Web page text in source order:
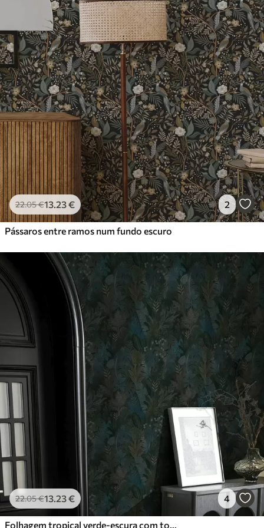
22.05€13.23€ 2
Pássaros entre ramos num fundo escuro
22.05€13.23€ 4
Folhagem tropical verde-escura com toques azuis